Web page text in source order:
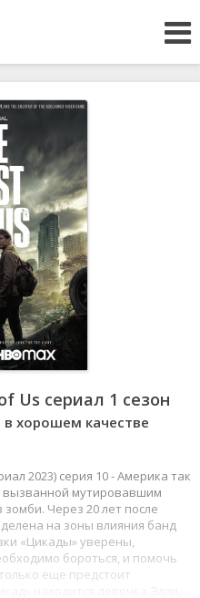
Us сериал 1 сезон
хорошем качестве
2023) серия 10 - Америка так
вызванной мутировавшим
Через 20 лет после
на зоны влияния банд
«Цикады» уверены,
бороться, и помочь
еще предстоит